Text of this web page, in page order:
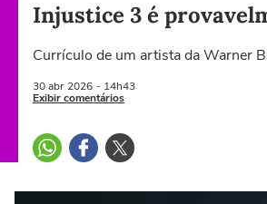
Injustice 3 é
Currículo de um artista da Warner
30 abr 2026 - 14h43
Exibir comentários